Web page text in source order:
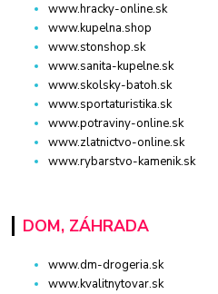
www.hracky-online.sk
www.kupelna.shop
www.stonshop.sk
www.sanita-kupelne.sk
www.skolsky-batoh.sk
www.sportaturistika.sk
www.potraviny-online.sk
www.zlatnictvo-online.sk
www.rybarstvo-kamenik.sk
DOM, ZÁHRADA
www.dm-drogeria.sk
www.kvalitnytovar.sk